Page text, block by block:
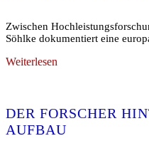
Zwischen
Söhlke dokumentiert eine
Weiterlesen
DER FORSCHER
AUFBAU